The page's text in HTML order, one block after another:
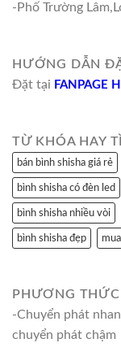
-Phố Trường
HƯỚNG DẪN
Đặt tại FANPAGE
TỪ KHÓA HAY
bán bình shisha giá rẻ
bình shisha có đèn led
bình shisha nhiều vòi
bình shisha đẹp
PHƯƠNG THỨC
-Chuyển phát
chuyển phát chậm